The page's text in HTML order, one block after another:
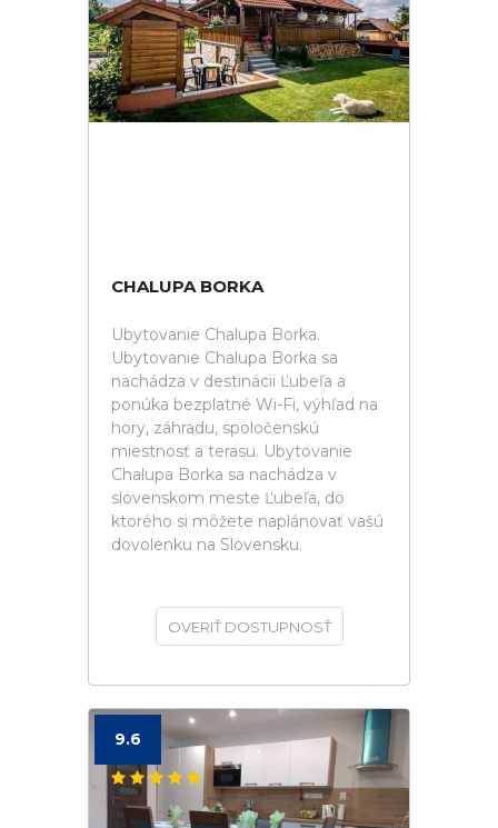
CHALUPA BORKA
Ubytovanie Chalupa Borka.
Ubytovanie Chalupa Borka sa
nachádza v destinácii Ľubeľa a
ponúka bezplatné Wi-Fi, výhľad na
hory, záhradu, spoločenskú
miestnosť a terasu. Ubytovanie
Chalupa Borka sa nachádza v
slovenskom meste Ľubeľa, do
ktorého si môžete naplánovať vašú
dovolenku na Slovensku.
OVERIŤ DOSTUPNOSŤ
9.6